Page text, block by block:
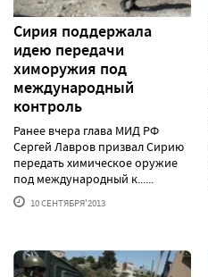
Сирия поддержала
идею передачи
химоружия под
международный
контроль
Ранее вчера глава МИД РФ
Сергей Лавров призвал Сирию
передать химическое оружие
под международный к......
10 СЕНТЯБРЯ'2013